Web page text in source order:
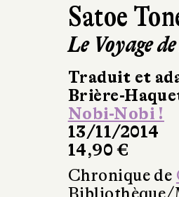
Satoe
Le Voyage
Traduit et
Brière-
Nobi-Nobi !
13/11/2014
14,90 €
Chronique de